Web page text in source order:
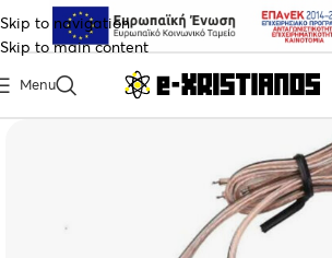
Skip to navigation
Skip to main content
Menu